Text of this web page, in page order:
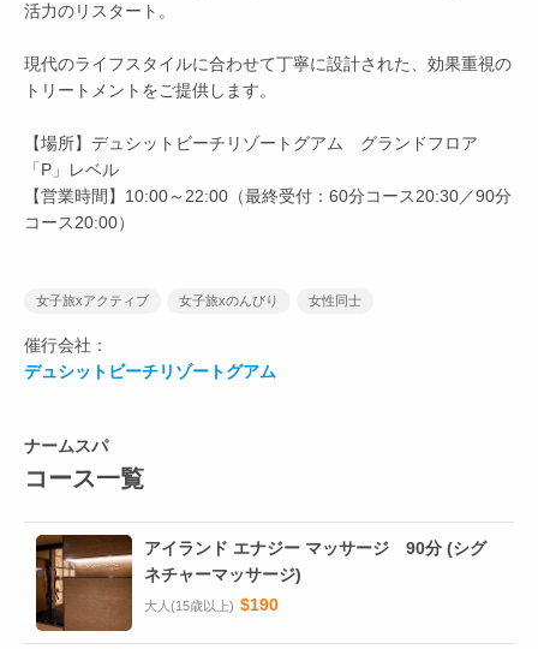
活力のリスタート。
現代のライフスタイルに合わせて丁寧に設計された、効果重視の
トリートメントをご提供します。
【場所】デュシットビーチリゾートグアム グランドフロア
「P」レベル
【営業時間】10:00～22:00（最終受付：60分コース20:30／90分
コース20:00）
女子旅xアクティブ 女子旅xのんびり 女性同士
催行会社：
デュシットビーチリゾートグアム
ナームスパ
コース一覧
アイランド エナジー マッサージ 90分 (シグ
ネチャーマッサージ)
大人(15歳以上) $190